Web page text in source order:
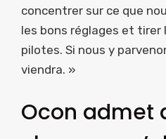
concentrer sur ce que
les bons réglages et tirer
pilotes. Si nous y
viendra. »
Ocon admet